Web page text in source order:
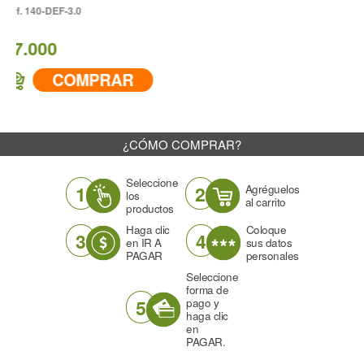
Color
Ángulo
80°
Descarga cc/min a 43 PSI
IR A COMPRAR
¿CÓMO COMPRAR?
1
Seleccione
los
productos
2
Agréguelos
al carrito
3
Haga clic
en IR A
PAGAR
4
Coloque
sus datos
personales
5
Seleccione
forma de
pago y
haga clic
en
PAGAR.